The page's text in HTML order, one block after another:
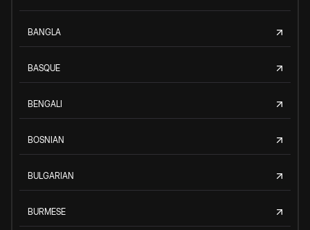
BANGLA
BASQUE
BENGALI
BOSNIAN
BULGARIAN
BURMESE